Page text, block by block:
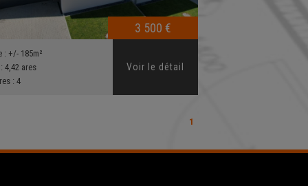
: +/- 185m²
:4,42 ares
:4
3 500 €
Voir le détail
1